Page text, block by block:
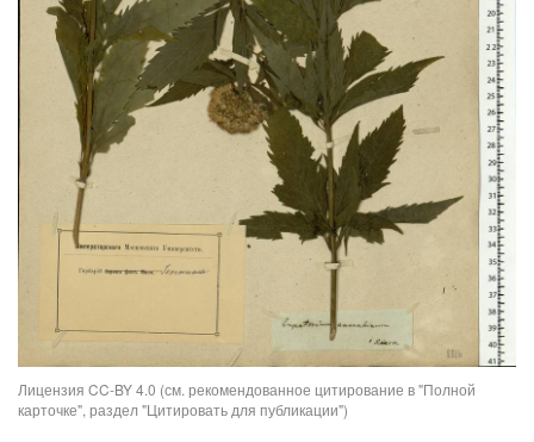
Лицензия CC-BY 4.0 (см. рекомендованное цитирование в "Полной
карточке", раздел "Цитировать для публикации")